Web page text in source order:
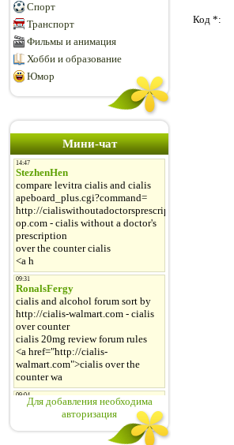
Спорт
Транспорт
Фильмы и анимация
Хобби и образование
Юмор
Мини-чат
Для добавления необходима
авторизация
Код *: